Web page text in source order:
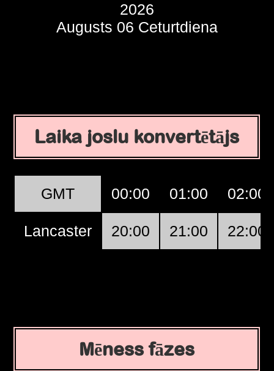
2026
Augusts 06 Ceturtdiena
Laika joslu konvertētājs
GMT 00:00 01:00 02:00
Lancaster 20:00 21:00 22:00
Mēness fāzes